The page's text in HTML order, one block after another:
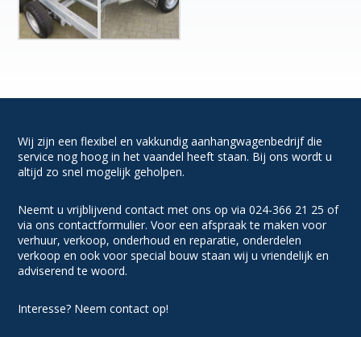
Wij zijn een flexibel en vakkundig aanhangwagenbedrijf die
service nog hoog in het vaandel heeft staan. Bij ons wordt u
altijd zo snel mogelijk geholpen.
Neemt u vrijblijvend contact met ons op via 024-366 21 25 of
via ons contactformulier. Voor een afspraak te maken voor
verhuur, verkoop, onderhoud en reparatie, onderdelen
verkoop en ook voor special bouw staan wij u vriendelijk en
adviserend te woord.
Interesse? Neem contact op!